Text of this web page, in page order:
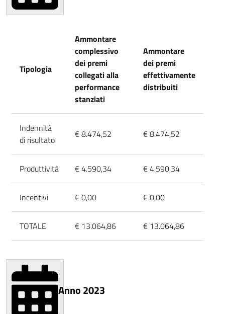
Tipologia
Ammontare
complessivo
dei premi
collegati alla
performance
stanziati
Ammontare
dei premi
effettivamente
distribuiti
Indennità
di risultato
€ 8.474,52 € 8.474,52
Produttività € 4.590,34 € 4.590,34
Incentivi € 0,00 € 0,00
TOTALE € 13.064,86 € 13.064,86
Anno 2023